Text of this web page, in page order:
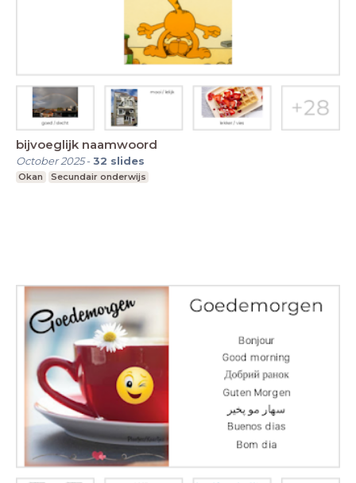
bijvoeglijk naamwoord
October 2025-32 slides
Okan Secundair onderwijs